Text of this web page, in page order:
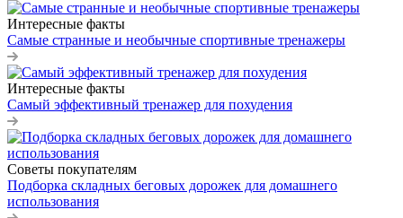
Интересные факты
Самые странные и необычные спортивные тренажеры
Интересные факты
Самый эффективный тренажер для похудения
Советы покупателям
Подборка складных беговых дорожек для домашнего
использования